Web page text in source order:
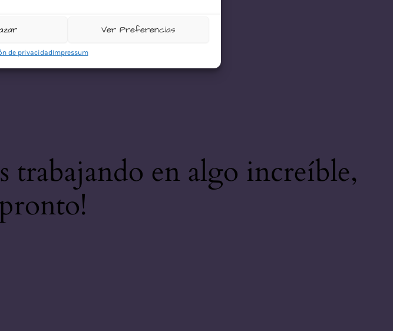
Ver Preferencias
de privacidadImpressum
trabajando en algo increíble,